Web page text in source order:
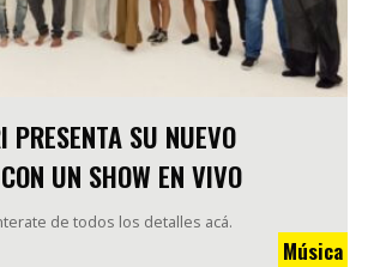
PRESENTA SU NUEVO
UN SHOW EN VIVO
de todos los detalles acá.
Música